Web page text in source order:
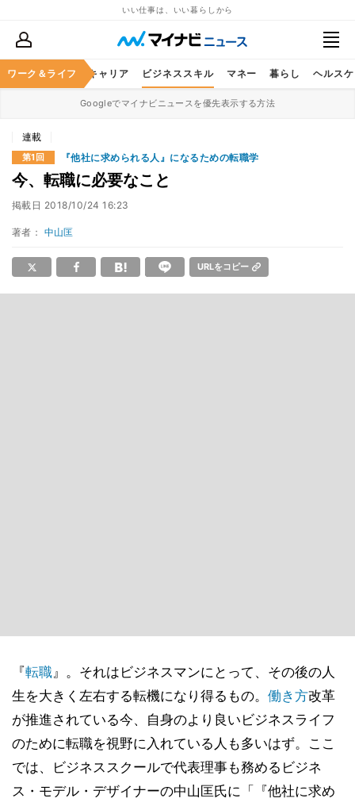
いい仕事は、いい暮らしから
ワーク＆ライフ キャリア ビジネススキル マネー 暮らし ヘルス
Googleでマイナビニュースを優先表示する方法
連載
第1回 『他社に求められる人』になるための転職学
今、転職に必要なこと
掲載日 2018/10/24 16:23
著者： 中山匡
URLをコピー
『転職』。それはビジネスマンにとって、その後の人
生を大きく左右する転機になり得るもの。 働き方改革
が推進されている今、自身のより良いビジネスライフ
のために転職を視野に入れている人も多いはず。ここ
では、ビジネススクールで代表理事も務めるビジネ
ス・モデル・デザイナーの中山匡氏に「『他社に求め